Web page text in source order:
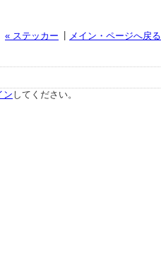
« ステッカー メイン・ページへ戻る
ン してください。